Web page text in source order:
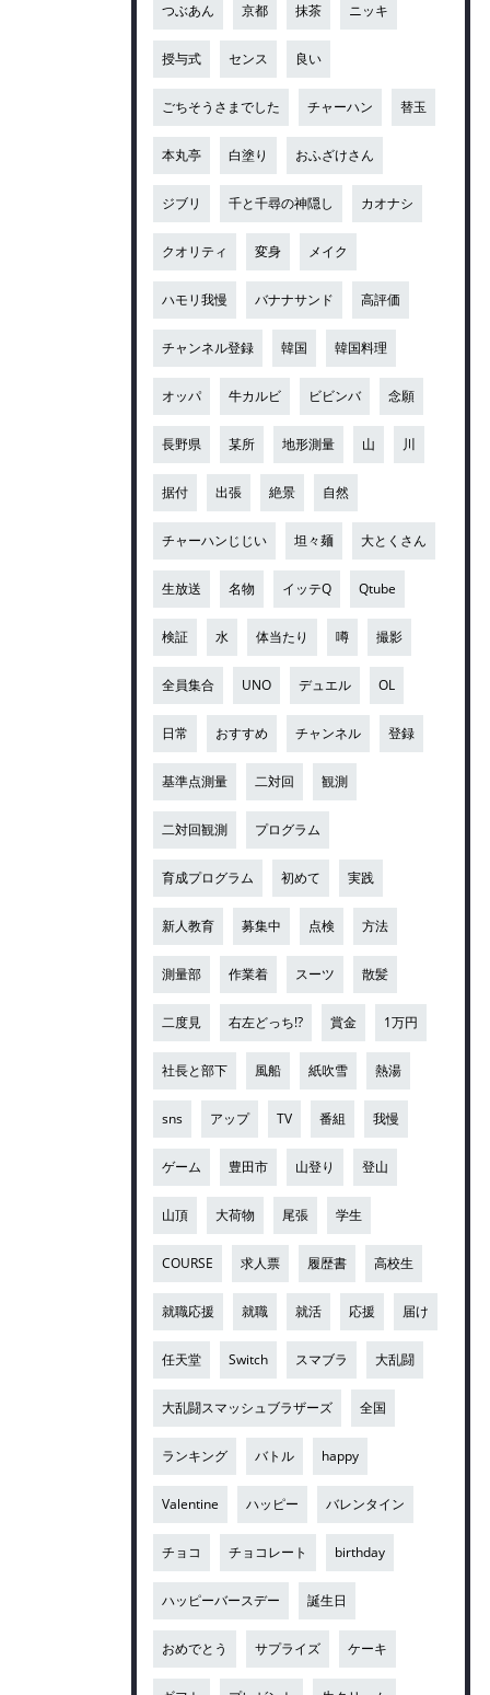
つぶあん 京都 抹茶 ニッキ
授与式 センス 良い
ごちそうさまでした チャーハン 替玉
本丸亭 白塗り おふざけさん
ジブリ 千と千尋の神隠し カオナシ
クオリティ 変身 メイク
ハモリ我慢 バナナサンド 高評価
チャンネル登録 韓国 韓国料理
オッパ 牛カルビ ビビンバ 念願
長野県 某所 地形測量 山 川
据付 出張 絶景 自然
チャーハンじじい 坦々麺 大とくさん
生放送 名物 イッテQ Qtube
検証 水 体当たり 噂 撮影
全員集合 UNO デュエル OL
日常 おすすめ チャンネル 登録
基準点測量 二対回 観測
二対回観測 プログラム
育成プログラム 初めて 実践
新人教育 募集中 点検 方法
測量部 作業着 スーツ 散髪
二度見 右左どっち!? 賞金 1万円
社長と部下 風船 紙吹雪 熱湯
sns アップ TV 番組 我慢
ゲーム 豊田市 山登り 登山
山頂 大荷物 尾張 学生
COURSE 求人票 履歴書 高校生
就職応援 就職 就活 応援 届け
任天堂 Switch スマブラ 大乱闘
大乱闘スマッシュブラザーズ 全国
ランキング バトル happy
Valentine ハッピー バレンタイン
チョコ チョコレート birthday
ハッピーバースデー 誕生日
おめでとう サプライズ ケーキ